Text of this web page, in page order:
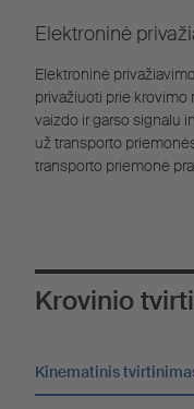
Elektroninė
Elektroninė
privažiuoti prie
vaizdo ir garso signalu
už transporto
transporto priemonė
Krovinio
Kinematinis